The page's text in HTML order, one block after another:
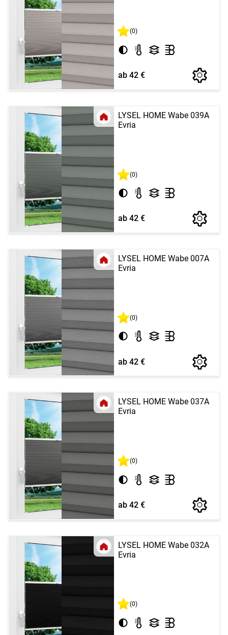
(0)
ab 42 €
LYSEL HOME Wabe 039A
Evria
(0)
ab 42 €
LYSEL HOME Wabe 007A
Evria
(0)
ab 42 €
LYSEL HOME Wabe 037A
Evria
(0)
ab 42 €
LYSEL HOME Wabe 032A
Evria
(0)